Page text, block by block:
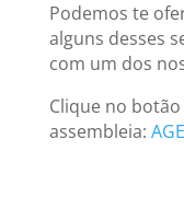
Podemos te
alguns desses
com um dos
Clique no
assembleia: